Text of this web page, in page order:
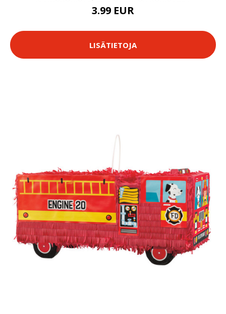
3.99 EUR
LISÄTIETOJA